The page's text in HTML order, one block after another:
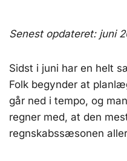
Senest opdateret: juni
Sidst i juni har en helt
Folk begynder at
går ned i tempo, og
regner med, at den
regnskabssæsonen